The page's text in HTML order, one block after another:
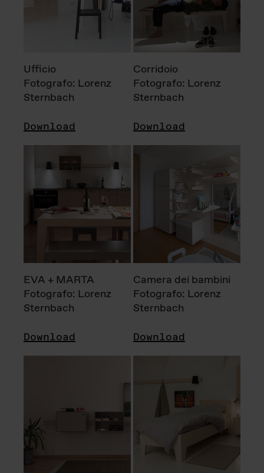
Ufficio
Fotografo: Lorenz
Sternbach
Download
Corridoio
Fotografo: Lorenz
Sternbach
Download
EVA + MARTA
Fotografo: Lorenz
Sternbach
Download
Camera dei bambini
Fotografo: Lorenz
Sternbach
Download